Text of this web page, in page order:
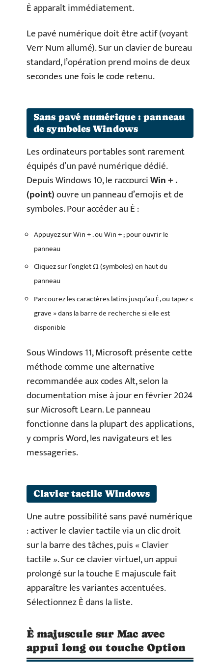
È apparaît immédiatement.
Le pavé numérique doit être actif (voyant
Verr Num allumé). Sur un clavier de bureau
standard, l’opération prend moins de deux
secondes une fois le code retenu.
Sans pavé numérique : panneau
de symboles Windows
Les ordinateurs portables sont rarement
équipés d’un pavé numérique dédié.
Depuis Windows 10, le raccourciWin + .
(point)ouvre un panneau d’emojis et de
symboles. Pour accéder au È :
Appuyez sur Win + . ou Win + ; pour ouvrir le
panneau
Cliquez sur l’onglet Ω (symboles) en haut du
panneau
Parcourez les caractères latins jusqu’au È, ou tapez «
grave » dans la barre de recherche si elle est
disponible
Sous Windows 11, Microsoft présente cette
méthode comme une alternative
recommandée aux codes Alt, selon la
documentation mise à jour en février 2024
sur Microsoft Learn. Le panneau
fonctionne dans la plupart des applications,
y compris Word, les navigateurs et les
messageries.
Clavier tactile Windows
Une autre possibilité sans pavé numérique
: activer le clavier tactile via un clic droit
sur la barre des tâches, puis « Clavier
tactile ». Sur ce clavier virtuel, un appui
prolongé sur la touche E majuscule fait
apparaître les variantes accentuées.
Sélectionnez È dans la liste.
È majuscule sur Mac avec
appui long ou touche Option